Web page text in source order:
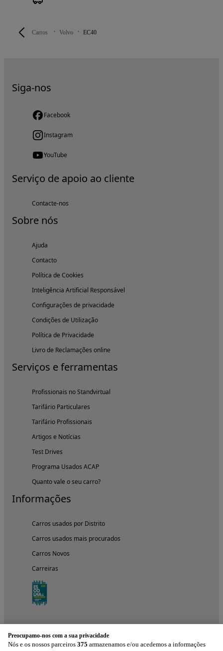
Carros Volvo EC40
Siga-nos
Facebook
Instagram
YouTube
Serviço de apoio ao cliente
Contacte-nos
Sobre nós
Ajuda
Contacto
Política de Cookies
Inteligência Artificial Responsável
Configurações de privacidade
Condições de Utilização
Política de Privacidade
Livro de Reclamações online
Serviços e ferramentas
Profissionais no Standvirtual
Tarifário Particulares
Tarifário Profissionais
Artigos e Notícias
Test Drives
Programa Usados ACAP
Quanto vale o seu carro?
Informações
Carros usados por Distrito
Carros usados mais procurados
Carros Novos
Carreiras
Preocupamo-nos com a sua privacidade
Nós e os nossos parceiros 375 armazenamos e/ou acedemos a informações